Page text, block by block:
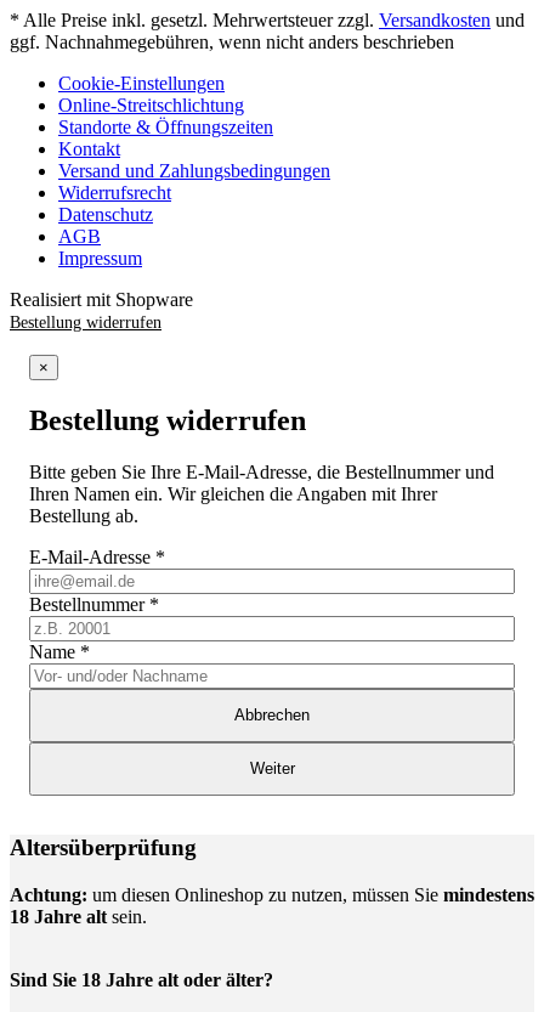
* Alle Preise inkl. gesetzl. Mehrwertsteuer zzgl. Versandkosten und
ggf. Nachnahmegebühren, wenn nicht anders beschrieben
Cookie-Einstellungen
Online-Streitschlichtung
Standorte & Öffnungszeiten
Kontakt
Versand und Zahlungsbedingungen
Widerrufsrecht
Datenschutz
AGB
Impressum
Realisiert mit Shopware
Bestellung widerrufen
×
Bestellung widerrufen
Bitte geben Sie Ihre E-Mail-Adresse, die Bestellnummer und
Ihren Namen ein. Wir gleichen die Angaben mit Ihrer
Bestellung ab.
E-Mail-Adresse *
Bestellnummer *
Name *
Abbrechen
Weiter
Altersüberprüfung
Achtung: um diesen Onlineshop zu nutzen, müssen Sie mindestens
18 Jahre alt sein.
Sind Sie 18 Jahre alt oder älter?